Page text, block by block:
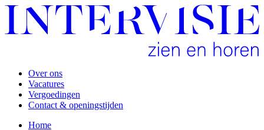
Over ons
Vacatures
Vergoedingen
Contact & openingstijden
Home